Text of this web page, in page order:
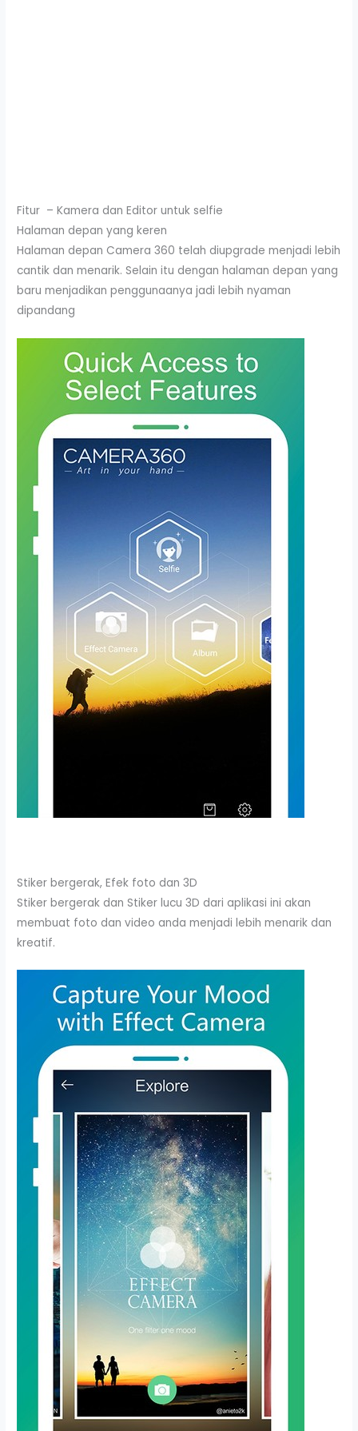
Fitur – Kamera dan Editor untuk selfie
Halaman depan yang keren
Halaman depan Camera 360 telah diupgrade menjadi lebih
cantik dan menarik. Selain itu dengan halaman depan yang
baru menjadikan penggunaanya jadi lebih nyaman
dipandang
Stiker bergerak, Efek foto dan 3D
Stiker bergerak dan Stiker lucu 3D dari aplikasi ini akan
membuat foto dan video anda menjadi lebih menarik dan
kreatif.